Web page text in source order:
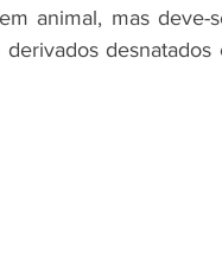
animal, mas deve-
desnatados